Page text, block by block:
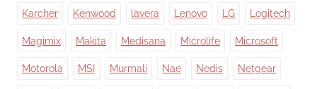
Karcher Kenwood lavera Lenovo LG Logitech
Magimix Makita Medisana Microlife Microsoft
Motorola MSI Murmali Nae Nedis Netgear